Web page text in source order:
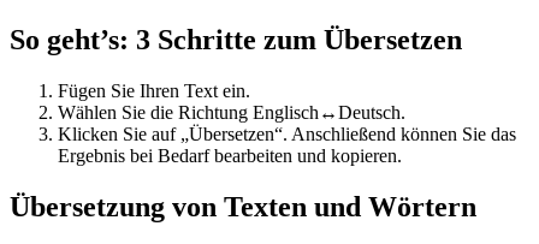
So geht’s: 3 Schritte zum Übersetzen
Fügen Sie Ihren Text ein.
Wählen Sie die Richtung Englisch↔Deutsch.
Klicken Sie auf „Übersetzen“. Anschließend können Sie das
Ergebnis bei Bedarf bearbeiten und kopieren.
Übersetzung von Texten und Wörtern